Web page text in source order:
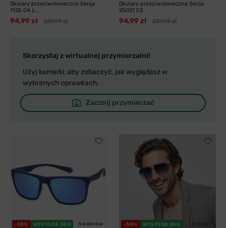
Okulary przeciwsłoneczne Senja
1125 C4 z...
94,99 zł 229,99 zł
Okulary przeciwsłoneczne Senja
25021 C3
94,99 zł 229,99 zł
Skorzystaj z wirtualnej przymierzalni!
Użyj kamerki, aby zobaczyć, jak wyglądasz w
wybranych oprawkach.
Zacznij przymierzać
-18% WYSYŁKA 24H 6 kolorów -50% WYSYŁKA 24H 3 kolory